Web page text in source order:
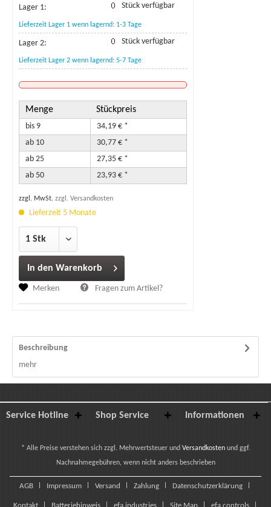
Lager 1: Stück verfügbar
Lieferzeit Lager 1 wenn lagernd: 1-3 Tage
Lager 2: Stück verfügbar
Lieferzeit Lager 2 wenn lagernd: 5-7 Tage
Menge Stückpreis
bis 9
34,19 € *
ab 10
30,77 € *
ab 25
27,35 € *
ab 50 23,93 € *
zzgl. MwSt. zzgl. Versandkosten
Lieferzeit 5 Monate
In den Warenkorb
Merken Fragen zum Artikel?
Beschreibung
mehr
Service Hotline Shop Service Informationen
* Alle Preise verstehen sich zzgl. Mehrwertsteuer und Versandkostenund ggf.
Nachnahmegebühren, wenn nicht anders beschrieben
AGB Impressum Versand Zahlung Datenschutzerklärung